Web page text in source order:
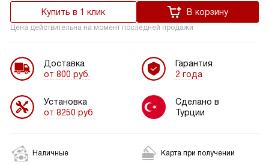
Купить в 1 клик В корзину
Цена действительна на момент последней продажи
Доставка
от 800 руб.
Установка
от 8250 руб.
Гарантия
2 года
Сделано в
Турции
Наличные Карта при получении